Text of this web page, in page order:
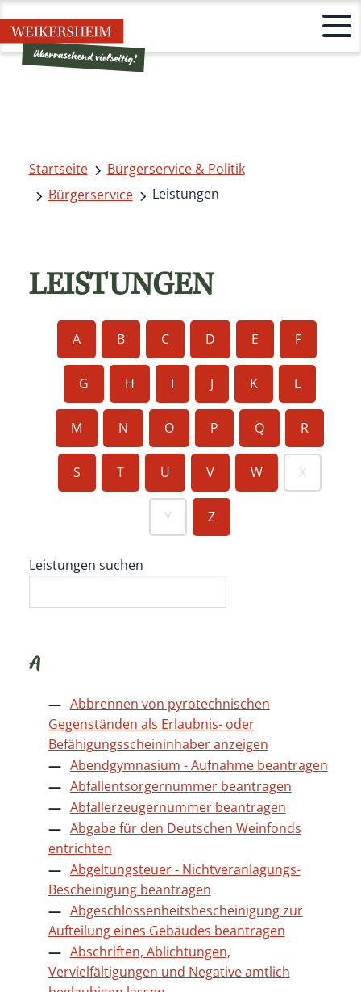
Startseite
Bürgerservice & Politik
Bürgerservice
Leistungen
LEISTUNGEN
A B C D E F
G H I J K L
M N O P Q R
S T U V W X
Y Z
Leistungen suchen
A
Abbrennen von pyrotechnischen
Gegenständen als Erlaubnis- oder
Befähigungsscheininhaber anzeigen
Abendgymnasium - Aufnahme beantragen
Abfallentsorgernummer beantragen
Abfallerzeugernummer beantragen
Abgabe für den Deutschen Weinfonds
entrichten
Abgeltungsteuer - Nichtveranlagungs-
Bescheinigung beantragen
Abgeschlossenheitsbescheinigung zur
Aufteilung eines Gebäudes beantragen
Abschriften, Ablichtungen,
Vervielfältigungen und Negative amtlich